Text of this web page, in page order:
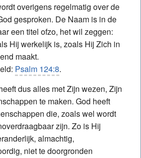
overigens regelmatig over de
gesproken. De Naam is in de
een titel ofzo, het wil zeggen:
Hij werkelijk is, zoals Hij Zich in
maakt.
Psalm 124:8.
dus alles met Zijn wezen, Zijn
te maken. God heeft
die, zoals wel wordt
zijn. Zo is Hij
almachtig,
niet te doorgronden